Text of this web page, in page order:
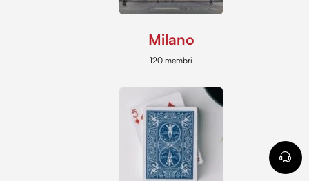
Milano
120 membri